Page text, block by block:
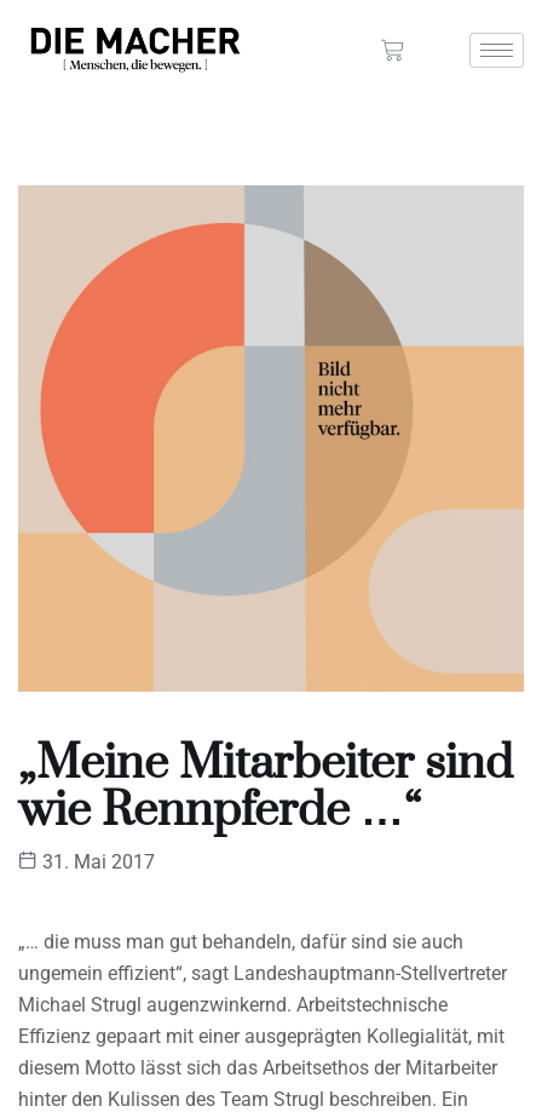
„Meine Mitarbeiter sind
wie Rennpferde …“
31. Mai 2017
„… die muss man gut behandeln, dafür sind sie auch
ungemein effizient“, sagt Landeshauptmann-Stellvertreter
Michael Strugl augenzwinkernd. Arbeitstechnische
Effizienz gepaart mit einer ausgeprägten Kollegialität, mit
diesem Motto lässt sich das Arbeitsethos der Mitarbeiter
hinter den Kulissen des Team Strugl beschreiben. Ein